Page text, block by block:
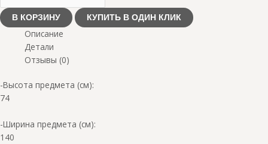
В КОРЗИНУ КУПИТЬ В ОДИН КЛИК
Описание
Детали
Отзывы (0)
-Высота предмета (см):
74
-Ширина предмета (см):
140